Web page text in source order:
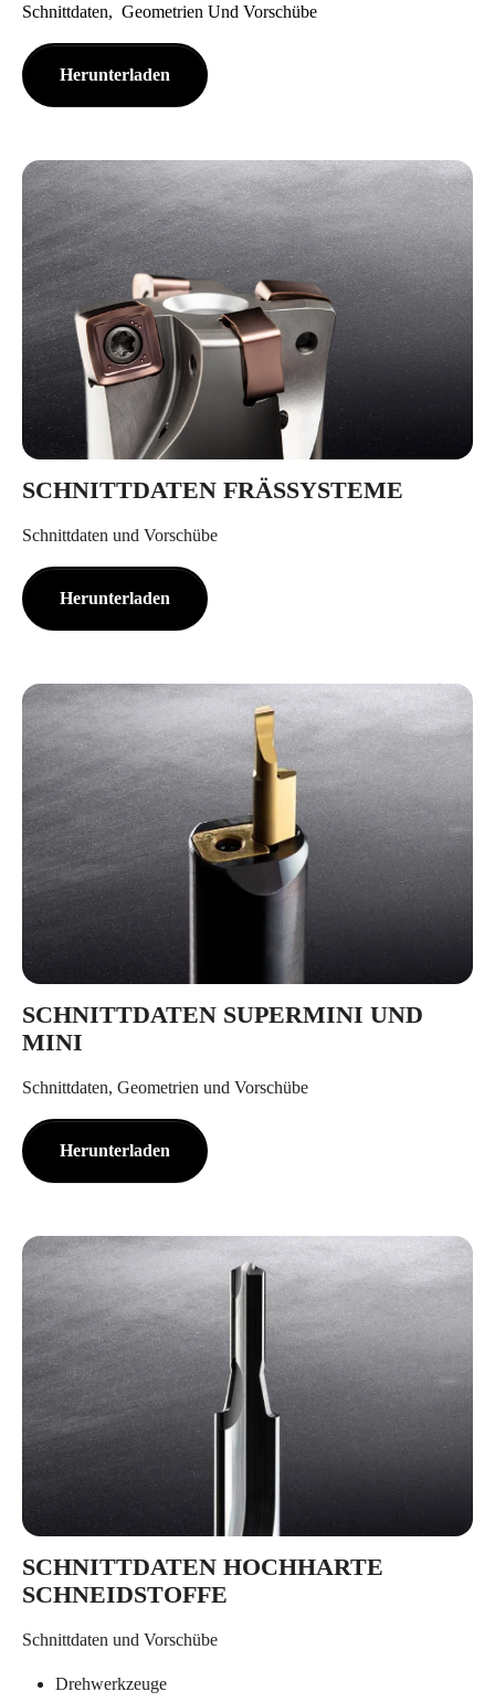
Schnittdaten, Geometrien Und Vorschübe
Herunterladen
SCHNITTDATEN FRÄSSYSTEME
Schnittdaten und Vorschübe
Herunterladen
SCHNITTDATEN SUPERMINI UND
MINI
Schnittdaten, Geometrien und Vorschübe
Herunterladen
SCHNITTDATEN HOCHHARTE
SCHNEIDSTOFFE
Schnittdaten und Vorschübe
Drehwerkzeuge